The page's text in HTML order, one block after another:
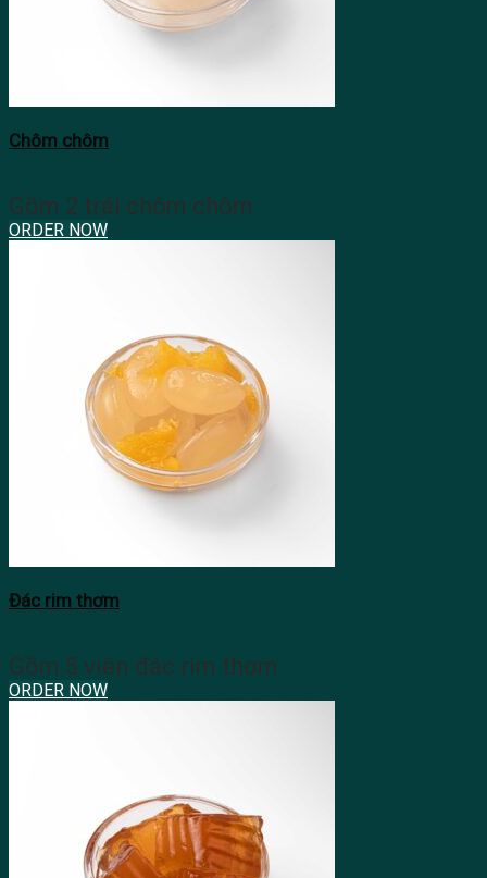
Chôm chôm
Gồm 2 trái chôm chôm
ORDER NOW
Đác rim thơm
Gồm 5 viên đác rim thơm
ORDER NOW